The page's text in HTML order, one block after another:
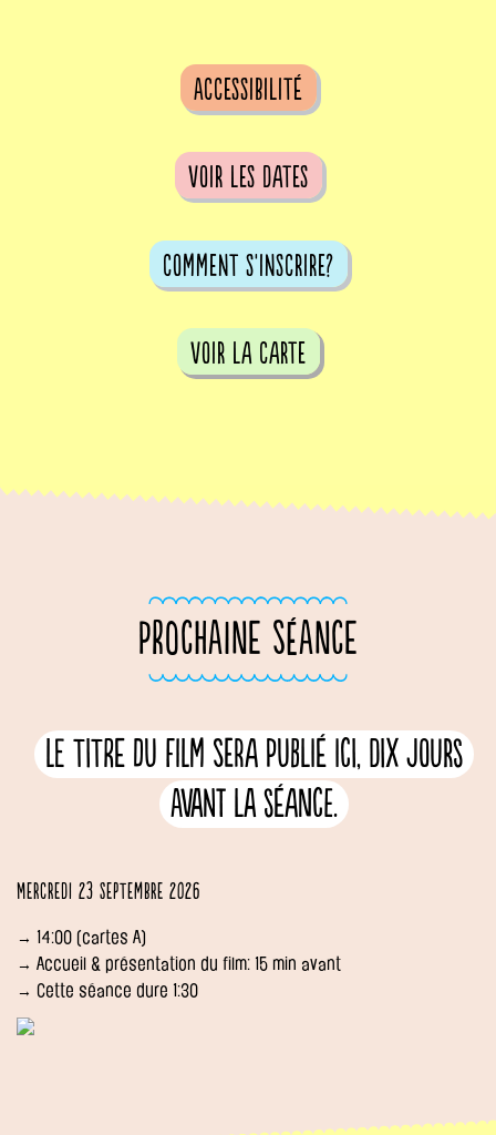
Accessibilité
voir les dates
comment s'inscrire?
voir la carte
PROCHAINE SÉANCE
Le titre du film sera publié ici, dix jours
avant la séance.
Mercredi 23 septembre 2026
→ 14:00 (cartes A)
→ Accueil & présentation du film: 15 min avant
→ Cette séance dure 1:30